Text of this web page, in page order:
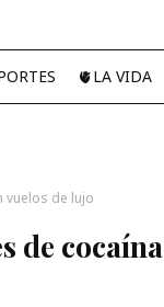
🫀LA VIDA
vuelos de lujo
de cocaína